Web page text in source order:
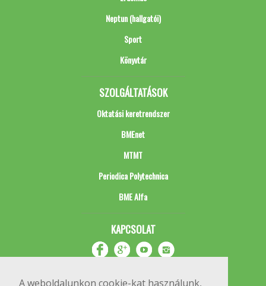
A weboldalunkon cookie-kat használunk,
Neptun (hallgatói)
Sport
Könyvtár
SZOLGÁLTATÁSOK
Oktatási keretrendszer
BMEnet
MTMT
Periodica Polytechnica
BME Alfa
KAPCSOLAT